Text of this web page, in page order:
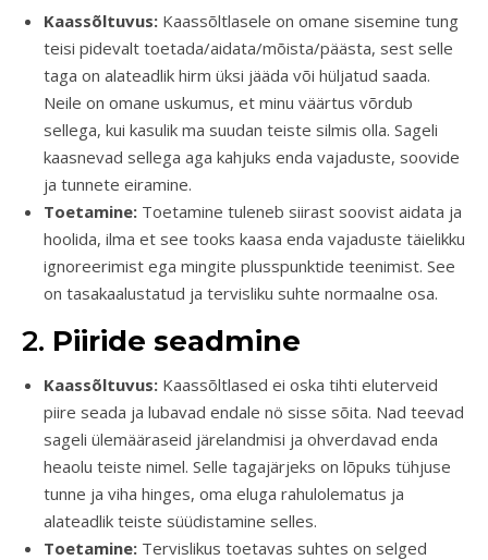
Kaassõltuvus: Kaassõltlasele on omane sisemine tung
teisi pidevalt toetada/aidata/mõista/päästa, sest selle
taga on alateadlik hirm üksi jääda või hüljatud saada.
Neile on omane uskumus, et minu väärtus võrdub
sellega, kui kasulik ma suudan teiste silmis olla. Sageli
kaasnevad sellega aga kahjuks enda vajaduste, soovide
ja tunnete eiramine.
Toetamine: Toetamine tuleneb siirast soovist aidata ja
hoolida, ilma et see tooks kaasa enda vajaduste täielikku
ignoreerimist ega mingite plusspunktide teenimist. See
on tasakaalustatud ja tervisliku suhte normaalne osa.
2. Piiride seadmine
Kaassõltuvus: Kaassõltlased ei oska tihti eluterveid
piire seada ja lubavad endale nö sisse sõita. Nad teevad
sageli ülemääraseid järelandmisi ja ohverdavad enda
heaolu teiste nimel. Selle tagajärjeks on lõpuks tühjuse
tunne ja viha hinges, oma eluga rahulolematus ja
alateadlik teiste süüdistamine selles.
Toetamine: Tervislikus toetavas suhtes on selged